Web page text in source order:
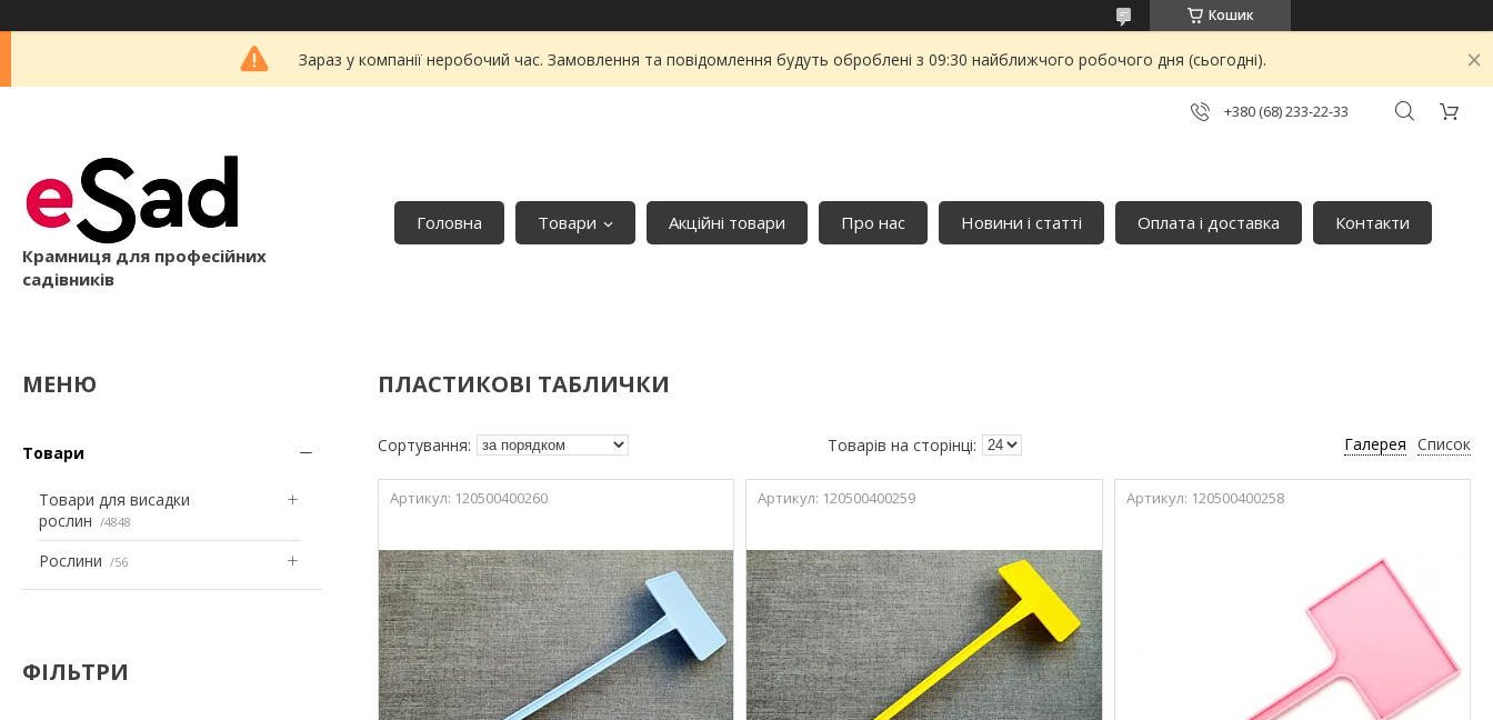
Кошик
Зараз у компанії неробочий час. Замовлення та повідомлення будуть оброблені з 09:30 найближчого робочого дня (сьогодні).
+380 (68) 233-22-33
Крамниця для професійних
садівників
Головна Товари Акційні товари Про нас Новини і статті Оплата і доставка Контакти
Товари
Товари для висадки
рослин
4848
Рослини 56
ФІЛЬТРИ
ПЛАСТИКОВІ ТАБЛИЧКИ
Галерея Список
120500400260 120500400259 120500400258